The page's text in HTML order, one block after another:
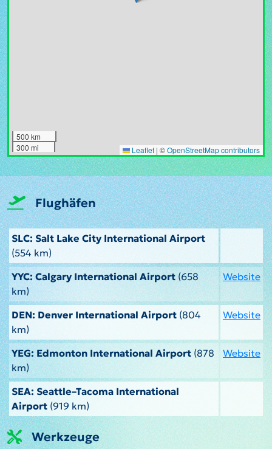
500 km
300 mi
Leaflet | ©OpenStreetMap contributors
Flughäfen
SLC: Salt Lake City International Airport
(554 km)
YYC: Calgary International Airport(658
km)
Website
DEN: Denver International Airport (804
km)
Website
YEG: Edmonton International Airport (878
km)
Website
SEA: Seattle–Tacoma International
Airport (919 km)
Werkzeuge